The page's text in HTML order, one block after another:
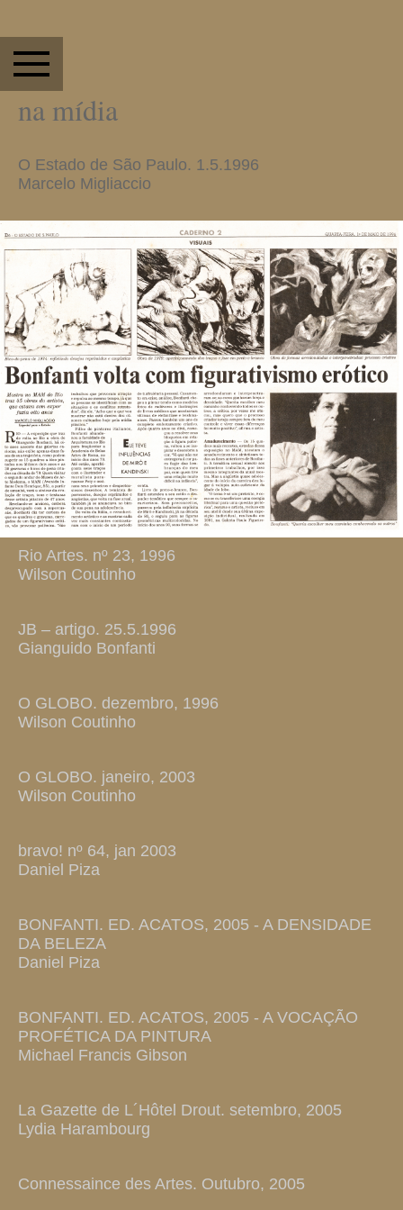
na mídia
O Estado de São Paulo. 1.5.1996
Marcelo Migliaccio
Rio Artes. nº 23, 1996
Wilson Coutinho
JB – artigo. 25.5.1996
Gianguido Bonfanti
O GLOBO. dezembro, 1996
Wilson Coutinho
O GLOBO. janeiro, 2003
Wilson Coutinho
bravo! nº 64, jan 2003
Daniel Piza
BONFANTI. ED. ACATOS, 2005 - A DENSIDADE
DA BELEZA
Daniel Piza
BONFANTI. ED. ACATOS, 2005 - A VOCAÇÃO
PROFÉTICA DA PINTURA
Michael Francis Gibson
La Gazette de L´Hôtel Drout. setembro, 2005
Lydia Harambourg
Connessaince des Artes. Outubro, 2005